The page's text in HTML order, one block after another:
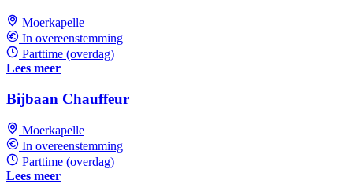
Moerkapelle
In overeenstemming
Parttime (overdag)
Lees meer
Bijbaan Chauffeur
Moerkapelle
In overeenstemming
Parttime (overdag)
Lees meer